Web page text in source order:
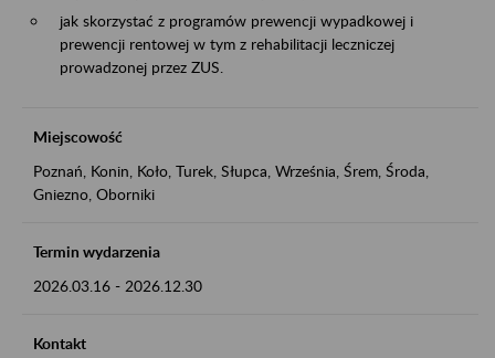
jak skorzystać z programów prewencji wypadkowej i
prewencji rentowej w tym z rehabilitacji leczniczej
prowadzonej przez ZUS.
Miejscowość
Poznań, Konin, Koło, Turek, Słupca, Września, Śrem, Środa,
Gniezno, Oborniki
Termin wydarzenia
2026.03.16 - 2026.12.30
Kontakt